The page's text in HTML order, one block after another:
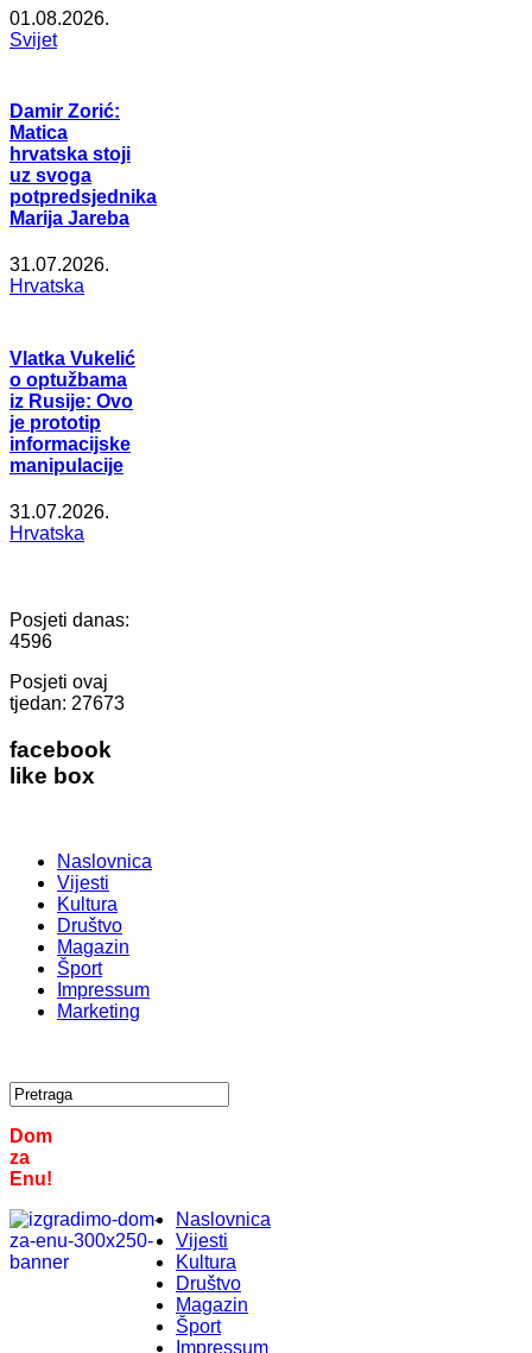
01.08.2026.
Svijet
Damir Zorić:
Matica
hrvatska stoji
uz svoga
potpredsjednika
Marija Jareba
31.07.2026.
Hrvatska
Vlatka Vukelić
o optužbama
iz Rusije: Ovo
je prototip
informacijske
manipulacije
31.07.2026.
Hrvatska
Posjeti danas:
4596
Posjeti ovaj
tjedan: 27673
facebook
like box
Naslovnica
Vijesti
Kultura
Društvo
Magazin
Šport
Impressum
Marketing
Dom
za
Enu!
Naslovnica
Vijesti
Kultura
Društvo
Magazin
Šport
Impressum